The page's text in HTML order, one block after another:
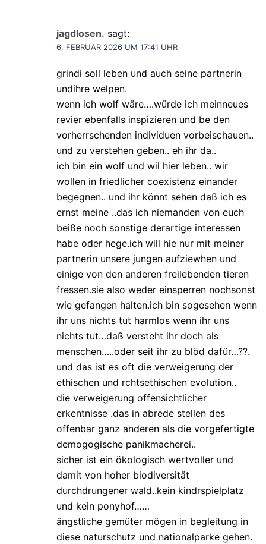
jagdlosen. sagt:
6. FEBRUAR 2026 UM 17:41 UHR
grindi soll leben und auch seine partnerin
undihre welpen.
wenn ich wolf wäre….würde ich meinneues
revier ebenfalls inspizieren und be den
vorherrschenden individuen vorbeischauen..
und zu verstehen geben.. eh ihr da..
ich bin ein wolf und wil hier leben.. wir
wollen in friedlicher coexistenz einander
begegnen.. und ihr könnt sehen daß ich es
ernst meine ..das ich niemanden von euch
beiße noch sonstige derartige interessen
habe oder hege.ich will hie nur mit meiner
partnerin unsere jungen aufziewhen und
einige von den anderen freilebenden tieren
fressen.sie also weder einsperren nochsonst
wie gefangen halten.ich bin sogesehen wenn
ihr uns nichts tut harmlos wenn ihr uns
nichts tut…daß versteht ihr doch als
menschen…..oder seit ihr zu blöd dafür…??.
und das ist es oft die verweigerung der
ethischen und rchtsethischen evolution..
die verweigerung offensichtlicher
erkentnisse .das in abrede stellen des
offenbar ganz anderen als die vorgefertigte
demogogische panikmacherei..
sicher ist ein ökologisch wertvoller und
damit von hoher biodiversität
durchdrungener wald..kein kindrspielplatz
und kein ponyhof……
ängstliche gemüter mögen in begleitung in
diese naturschutz und nationalparke gehen.